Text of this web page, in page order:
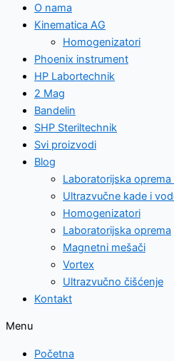
O nama
Kinematica AG
Homogenizatori
Phoenix instrument
HP Labortechnik
2 Mag
Bandelin
SHP Steriltechnik
Svi proizvodi
Blog
Laboratorijska
Ultrazvučne kade i
Homogenizatori
Laboratorijska oprema
Magnetni mešači
Vortex
Ultrazvučno čišćenje
Kontakt
Menu
Početna